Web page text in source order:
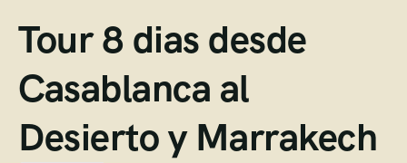
Tour 8 dias desde
Casablanca al
Desierto y Marrakech